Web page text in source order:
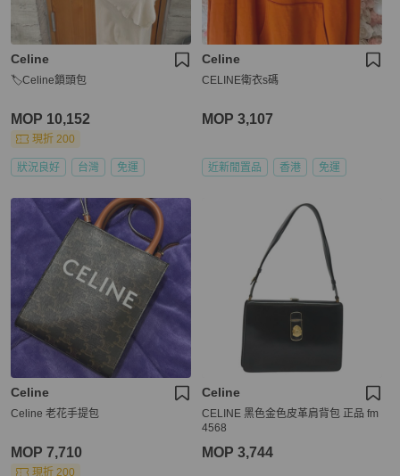
Celine
🏷Celine鎖頭包
MOP 10,152
現折 200
狀況良好 台灣 免運
Celine
CELINE衛衣s碼
MOP 3,107
近新閒置品 香港 免運
Celine
Celine 老花手提包
MOP 7,710
現折 200
Celine
CELINE 黑色金色皮革肩背包 正品 fm
4568
MOP 3,744